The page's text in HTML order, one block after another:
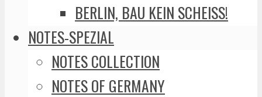
BERLIN, BAU KEIN SCHEISS!
NOTES-SPEZIAL
NOTES COLLECTION
NOTES OF GERMANY